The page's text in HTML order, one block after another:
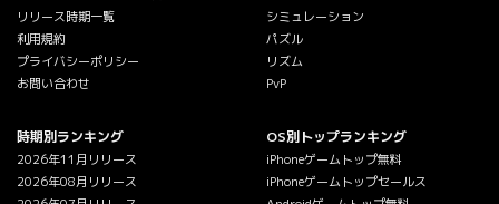
リリース時期一覧
利用規約
プライバシーポリシー
お問い合わせ
シミュレーション
パズル
リズム
PvP
時期別ランキング
2026年11月リリース
2026年08月リリース
OS別トップランキング
iPhoneゲームトップ無料
iPhoneゲームトップセールス